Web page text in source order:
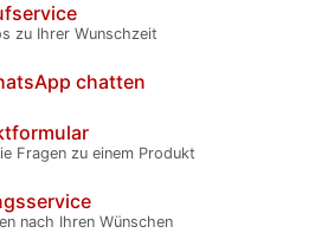
zu Ihrer Wunschzeit
chatten
Fragen zu einem Produkt
nach Ihren Wünschen